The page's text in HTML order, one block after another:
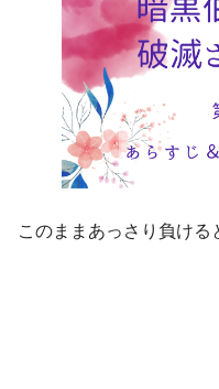
このままあっさり負ける